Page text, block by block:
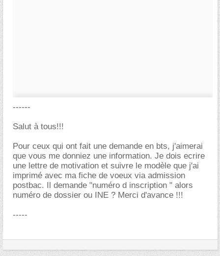
------
Salut à tous!!!
Pour ceux qui ont fait une demande en bts, j'aimerai
que vous me donniez une information. Je dois ecrire
une lettre de motivation et suivre le modèle que j'ai
imprimé avec ma fiche de voeux via admission
postbac. Il demande "numéro d inscription " alors
numéro de dossier ou INE ? Merci d'avance !!!
-----